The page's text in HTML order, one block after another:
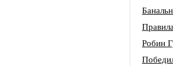
Робин